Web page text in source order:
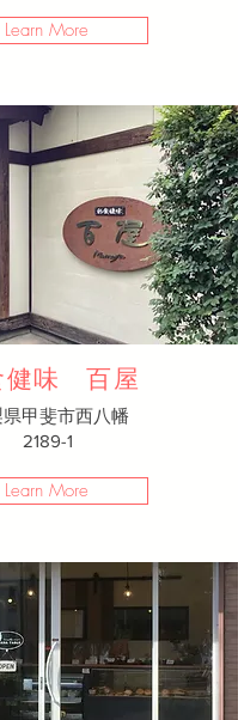
Learn More
健味 百屋
県甲斐市西八幡
2189-1
Learn More